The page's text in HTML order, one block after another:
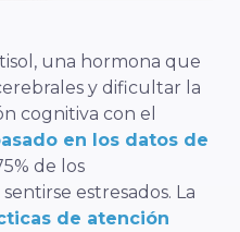
una hormona que
y dificultar la
cognitiva con el
en los datos de
de los
estresados. La
de atención